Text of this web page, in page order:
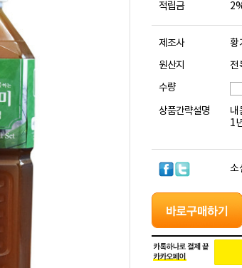
적립금
제조사
황
원산지
전
수량
상품간략설명
내
1
소